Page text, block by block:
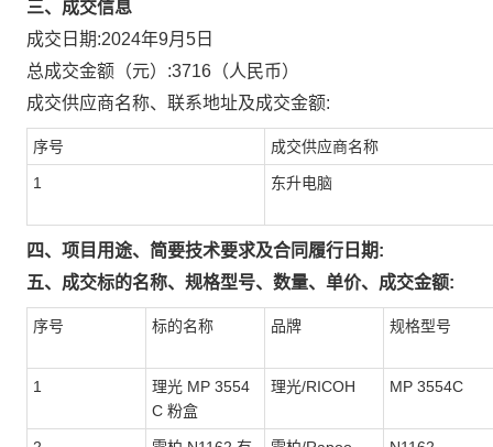
三、成交信息
成交日期:2024年9月5日
总成交金额（元）:3716 （人民币）
成交供应商名称、联系地址及成交金额:
序号 成交供应商名称
1 东升电脑
四、项目用途、简要技术要求及合同履行日期:
五、成交标的名称、规格型号、数量、单价、成交金额:
序号 标的名称 品牌 规格型号
1
理光 MP 3554
C 粉盒
理光/RICOH MP 3554C